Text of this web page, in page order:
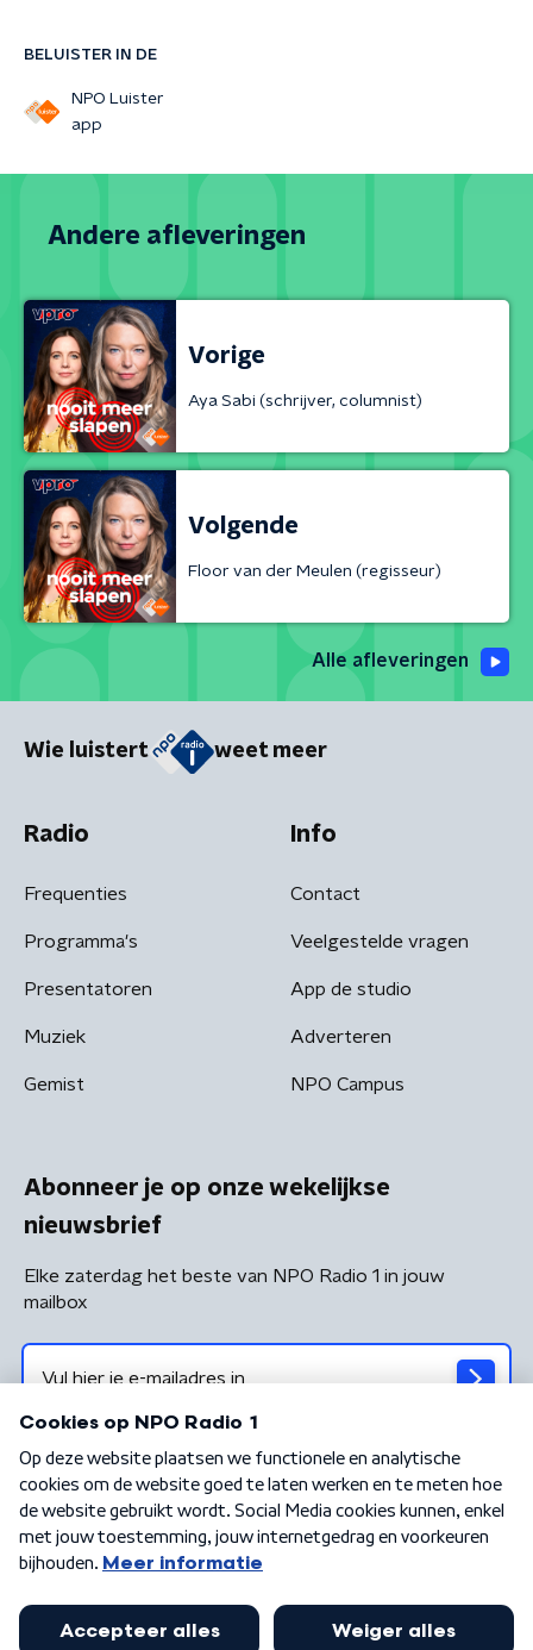
BELUISTER IN DE
NPO Luister
app
Andere afleveringen
Vorige
Aya Sabi (schrijver, columnist)
Volgende
Floor van der Meulen (regisseur)
Alle afleveringen
Wie luistert weet meer
Radio
Frequenties
Programma's
Presentatoren
Muziek
Gemist
Info
Contact
Veelgestelde vragen
App de studio
Adverteren
NPO Campus
Abonneer je op onze wekelijkse
nieuwsbrief
Elke zaterdag het beste van NPO Radio 1 in jouw
mailbox
Algemene voorwaarden